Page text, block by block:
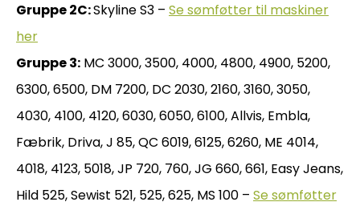
Gruppe 2C:Skyline S3 – Se sømføtter til maskiner
her
Gruppe 3: MC 3000, 3500, 4000, 4800, 4900, 5200,
6300, 6500, DM 7200, DC 2030, 2160, 3160, 3050,
4030, 4100, 4120, 6030, 6050, 6100, Allvis, Embla,
Fæbrik, Driva, J 85, QC 6019, 6125, 6260, ME 4014,
4018, 4123, 5018, JP 720, 760, JG 660, 661, Easy Jeans,
Hild 525, Sewist 521, 525, 625, MS 100 – Se sømføtter